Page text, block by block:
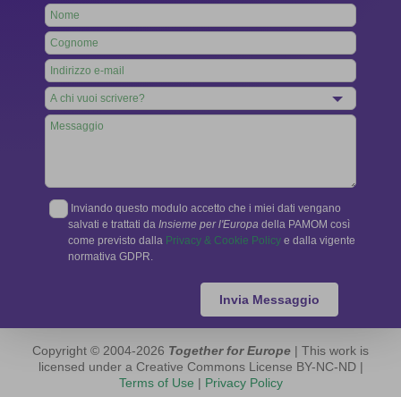
Leave
this
field
blank
Inviando questo modulo accetto che i miei dati vengano
salvati e trattati da Insieme per l'Europa della PAMOM così
come previsto dalla Privacy & Cookie Policy e dalla vigente
normativa GDPR.
Invia Messaggio
Copyright © 2004-2026 Together for Europe | This work is
licensed under a Creative Commons License BY-NC-ND |
Terms of Use | Privacy Policy